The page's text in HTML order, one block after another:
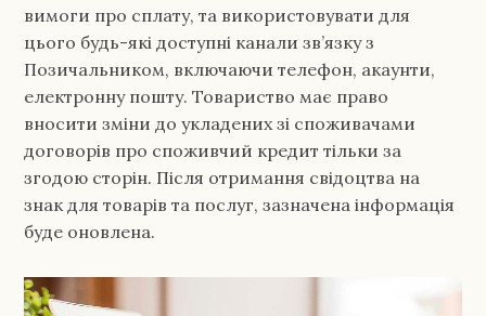
вимоги про сплату, та використовувати для
цього будь-які доступні канали зв’язку з
Позичальником, включаючи телефон, акаунти,
електронну пошту. Товариство має право
вносити зміни до укладених зі споживачами
договорів про споживчий кредит тільки за
згодою сторін. Після отримання свідоцтва на
знак для товарів та послуг, зазначена інформація
буде оновлена.